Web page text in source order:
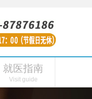
肾阳虚怎么引起的
肾合视频
线主播 粉丝福利
就医指南
Visit guide